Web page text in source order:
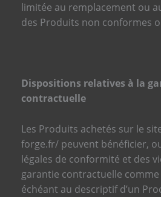
limitée au remplacement ou
des Produits non conformes
Dispositions relatives à la
contractuelle
Les Produits achetés sur le
forge.fr/ peuvent bénéficier,
légales de conformité et des
garantie contractuelle
échéant au descriptif d’un